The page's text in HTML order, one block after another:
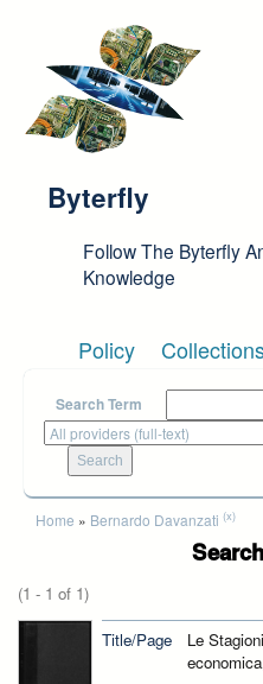
Byterfly
Follow The Byterfly
Knowledge
Policy
Search Term
You are here
Home » Bernardo Davanzati (x)
(1 - 1 of 1)
Title/Page
Le